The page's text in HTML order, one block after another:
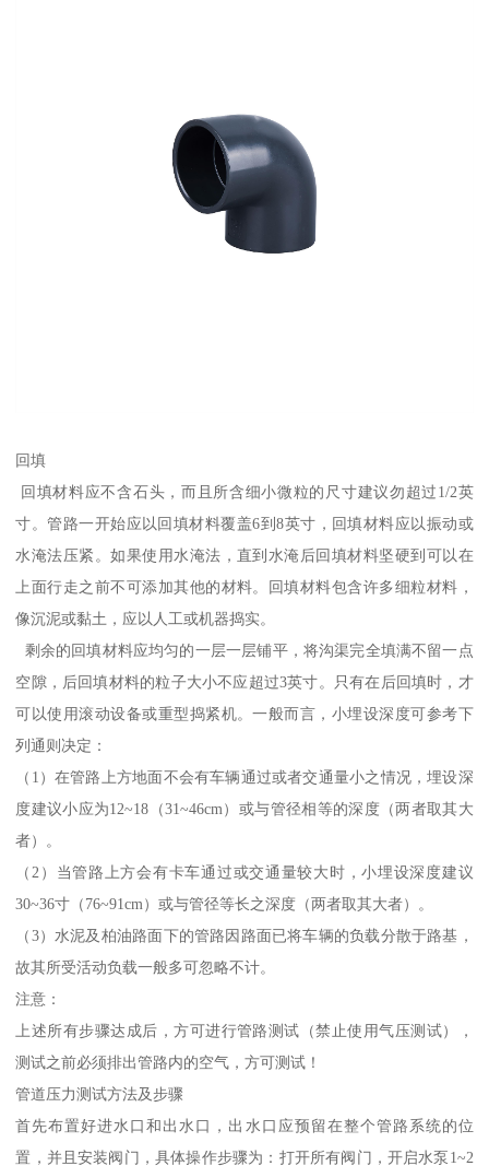
回填
回填材料应不含石头，而且所含细小微粒的尺寸建议勿超过1/2英
寸。管路一开始应以回填材料覆盖6到8英寸，回填材料应以振动或
水淹法压紧。如果使用水淹法，直到水淹后回填材料坚硬到可以在
上面行走之前不可添加其他的材料。回填材料包含许多细粒材料，
像沉泥或黏土，应以人工或机器捣实。
剩余的回填材料应均匀的一层一层铺平，将沟渠完全填满不留一点
空隙，后回填材料的粒子大小不应超过3英寸。只有在后回填时，才
可以使用滚动设备或重型捣紧机。一般而言，小埋设深度可参考下
列通则决定：
（1）在管路上方地面不会有车辆通过或者交通量小之情况，埋设深
度建议小应为12~18（31~46cm）或与管径相等的深度（两者取其大
者）。
（2）当管路上方会有卡车通过或交通量较大时，小埋设深度建议
30~36寸（76~91cm）或与管径等长之深度（两者取其大者）。
（3）水泥及柏油路面下的管路因路面已将车辆的负载分散于路基，
故其所受活动负载一般多可忽略不计。
注意：
上述所有步骤达成后，方可进行管路测试（禁止使用气压测试），
测试之前必须排出管路内的空气，方可测试！
管道压力测试方法及步骤
首先布置好进水口和出水口，出水口应预留在整个管路系统的位
置，并且安装阀门，具体操作步骤为：打开所有阀门，开启水泵1~2